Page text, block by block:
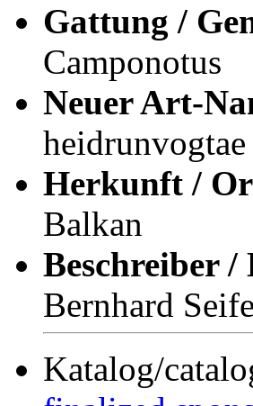
Gattung /
Camponotus
Neuer Art-
heidrunvogtae
Herkunft /
Balkan
Beschreiber /
Bernhard
Katalog/